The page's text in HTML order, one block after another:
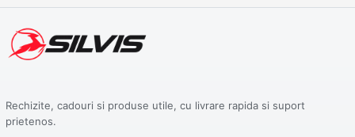
Rechizite, cadouri si produse utile, cu livrare rapida si suport
prietenos.